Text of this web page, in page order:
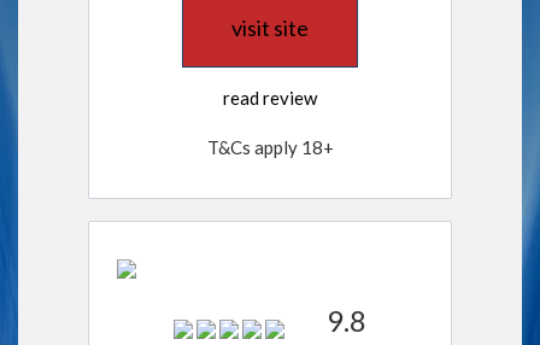
visit site
read review
T&Cs apply 18+
9.8